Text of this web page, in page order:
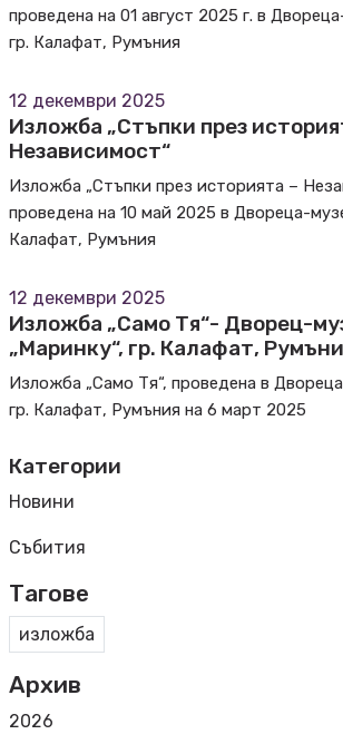
проведена на 01 август 2025 г. в
гр. Калафат, Румъния
12 декември 2025
Изложба „Стъпки през
Независимост“
Изложба „Стъпки през историята –
проведена на 10 май 2025 в Двореца-
Калафат, Румъния
12 декември 2025
Изложба „Само Тя“- Дворец-
„Маринку“, гр. Калафат,
Изложба „Само Тя“, проведена в
гр. Калафат, Румъния на 6 март 2025
Категории
Новини
Събития
Тагове
изложба
Архив
2026